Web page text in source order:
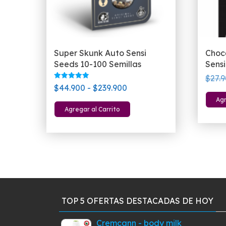
Super Skunk Auto Sensi
Seeds 10-100 Semillas
Valorado
con
de 5
$44.900 - $239.900
de
precios:
Agregar al Carrito
opciones
pueden
elegir
$
TOP 5 OFERTAS DESTACADAS DE HOY
Cremcann - body milk